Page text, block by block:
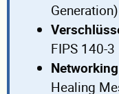
Generation)
FIPS 140-3
Healing